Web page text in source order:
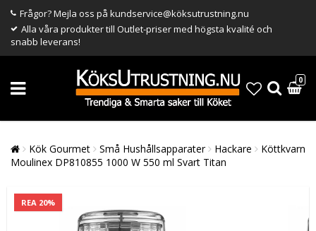
Frågor? Mejla oss på kundservice@köksutrustning.nu
Alla våra produkter till Outlet-priser med högsta kvalité och
snabb leverans!
0
Kök Gourmet Små Hushållsapparater Hackare
Köttkvarn
Moulinex DP810855 1000 W 550 ml Svart Titan
REA 20%